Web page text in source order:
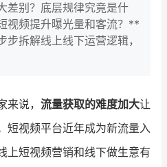
产品场景库
帮助中心
行业报告
差别？底层规律究竟是什
视频提升曝光量和客流？**
拆解线上线下运营逻辑，
说， 流量获取的难度加大让
短视频平台近年成为新流量入
上短视频营销和线下做生意有